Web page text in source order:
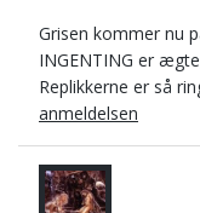
Grisen kommer nu
INGENTING er
Replikkerne er så
anmeldelsen